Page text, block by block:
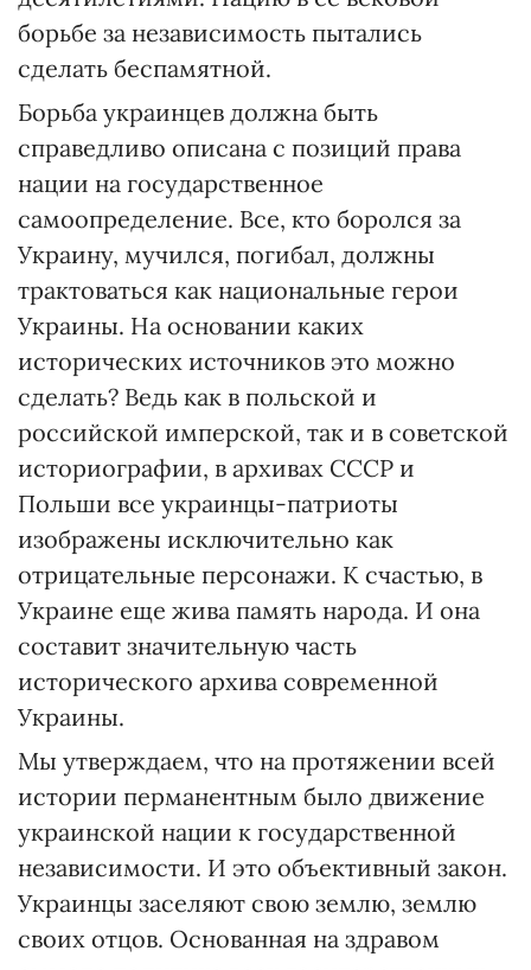
борьбе за независимость пытались
сделать беспамятной.
Борьба украинцев должна быть
справедливо описана с позиций пра­ва
нации на государственное
самоопределение. Все, кто боролся за
Укра­ину, мучился, погибал, должны
трактоваться как национальные герои
Украины. На основании каких
исторических источников это можно
сделать? Ведь как в польской и
российской имперской, так и в советской
историографии, в архивах СССР и
Польши все украинцы-патриоты
изображены исключительно как
отрицательные персонажи. К счастью, в
Украине еще жива память народа. И она
составит значительную часть
исторического архива современной
Украины.
Мы утверждаем, что на протяжении всей
истории перманентным было движение
украинской нации к государственной
независимости. И это объективный закон.
Украинцы заселяют свою землю, землю
своих отцов. Основанная на здравом